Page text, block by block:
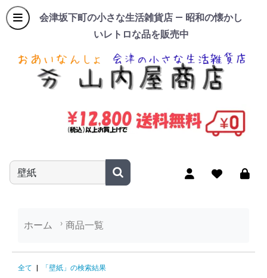
会津坂下町の小さな生活雑貨店 — 昭和の懐かし
いレトロな品を販売中
商品名やキーワードを入力
ホーム 商品一覧
「壁紙」の検索結果
全て 「壁紙」の検索結果